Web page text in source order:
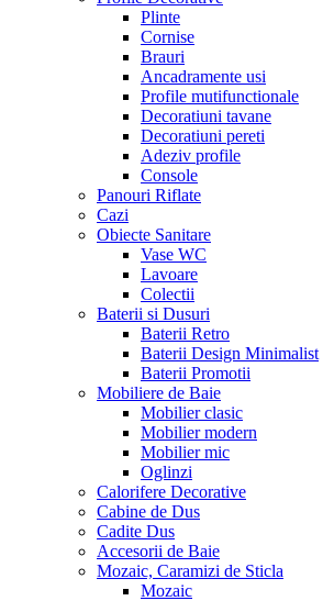
Plinte
Cornise
Brauri
Ancadramente usi
Profile mutifunctionale
Decoratiuni tavane
Decoratiuni pereti
Adeziv profile
Console
Panouri Riflate
Cazi
Obiecte Sanitare
Vase WC
Lavoare
Colectii
Baterii si Dusuri
Baterii Retro
Baterii Design Minimalist
Baterii Promotii
Mobiliere de Baie
Mobilier clasic
Mobilier modern
Mobilier mic
Oglinzi
Calorifere Decorative
Cabine de Dus
Cadite Dus
Accesorii de Baie
Mozaic, Caramizi de Sticla
Mozaic